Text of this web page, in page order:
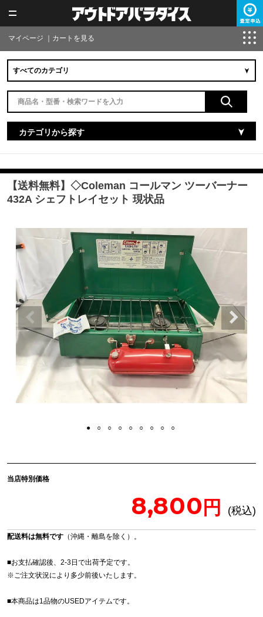
マイページ カートを見る
カテゴリから探す
【送料無料】◇Coleman コールマン ツーバーナー
432A シェフトレイセット 現状品
当店特別価格
8,800
配送料は無料です （沖縄・離島を除く）。
■お支払確認後、2-3日で出荷予定です。
※ご注文状況により多少前後いたします。
■本商品は1品物のUSEDアイテムです。